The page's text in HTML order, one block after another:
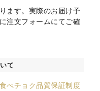
ます。実際のお届け予
注文フォームにてご確
て
食べチョク品質保証制度